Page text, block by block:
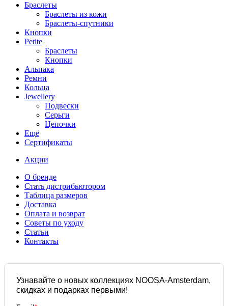
Браслеты
Браслеты из кожи
Браслеты-спутники
Кнопки
Petite
Браслеты
Кнопки
Альпака
Ремни
Кольца
Jewellery
Подвески
Серьги
Цепочки
Ещё
Сертификаты
Акции
О бренде
Стать дистрибьютором
Таблица размеров
Доставка
Оплата и возврат
Советы по уходу
Статьи
Контакты
Узнавайте о новых коллекциях NOOSA-Amsterdam,
скидках и подарках первыми!